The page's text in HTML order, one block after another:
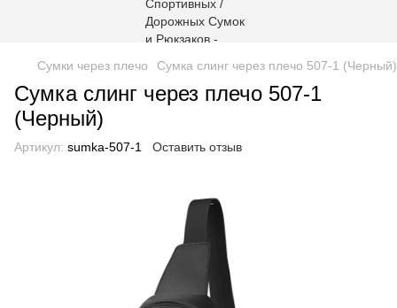
Сумки через плечо Сумка слинг через плечо 507-1 (Черный)
Сумка слинг через плечо 507-1
(Черный)
Артикул: sumka-507-1 Оставить отзыв